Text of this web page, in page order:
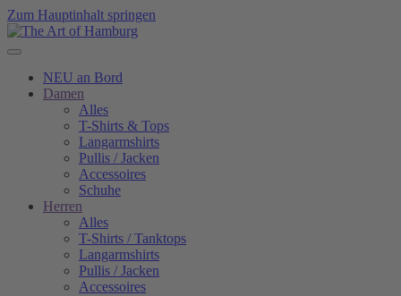
Zum Hauptinhalt springen
NEU an Bord
Damen
Alles
T-Shirts & Tops
Langarmshirts
Pullis / Jacken
Accessoires
Schuhe
Herren
Alles
T-Shirts / Tanktops
Langarmshirts
Pullis / Jacken
Accessoires